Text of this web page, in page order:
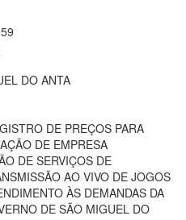
DO ANTA
DE PREÇOS PARA
DE EMPRESA
DE SERVIÇOS DE
AO VIVO DE JOGOS
ÀS DEMANDAS DA
DE SÃO MIGUEL DO